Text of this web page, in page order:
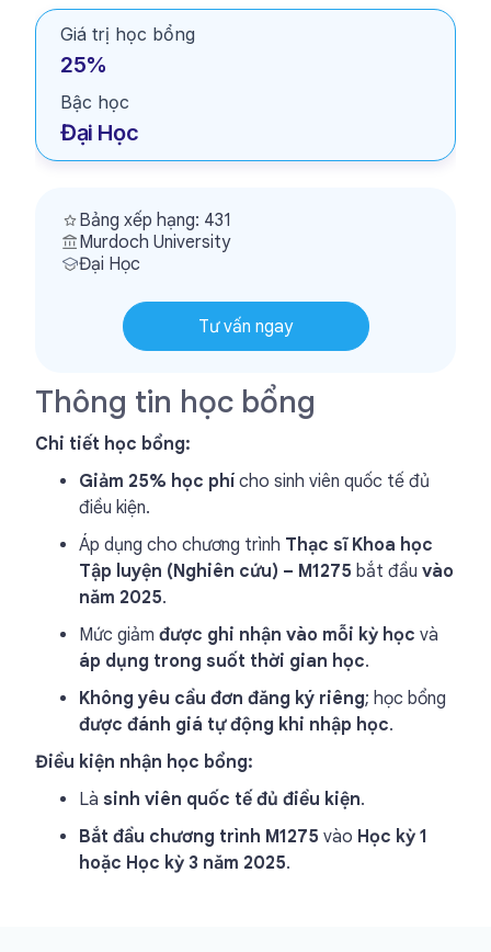
Giá trị học bổng
25%
Bậc học
Đại Học
Bảng xếp hạng: 431
Murdoch University
Đại Học
Tư vấn ngay
Thông tin học bổng
Chi tiết học bổng:
Giảm 25% học phí cho sinh viên quốc tế đủ
điều kiện.
Áp dụng cho chương trình Thạc sĩ Khoa học
Tập luyện (Nghiên cứu) – M1275 bắt đầu vào
năm 2025.
Mức giảm được ghi nhận vào mỗi kỳ học và
áp dụng trong suốt thời gian học.
Không yêu cầu đơn đăng ký riêng; học bổng
được đánh giá tự động khi nhập học.
Điều kiện nhận học bổng:
Là sinh viên quốc tế đủ điều kiện.
Bắt đầu chương trình M1275 vào Học kỳ 1
hoặc Học kỳ 3 năm 2025.